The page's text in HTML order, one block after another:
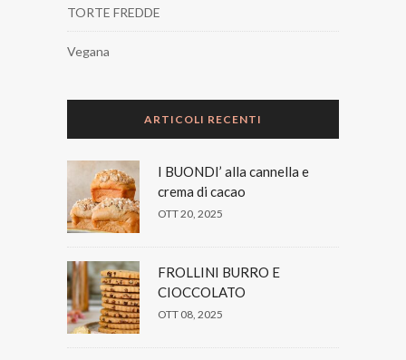
TORTE FREDDE
Vegana
ARTICOLI RECENTI
I BUONDI’ alla cannella e
crema di cacao
OTT 20, 2025
FROLLINI BURRO E
CIOCCOLATO
OTT 08, 2025